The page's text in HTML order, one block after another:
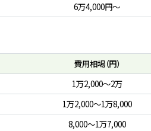
6万4,000円～
費用相場（円）
1万2,000～2万
1万2,000～1万8,000
8,000～1万7,000